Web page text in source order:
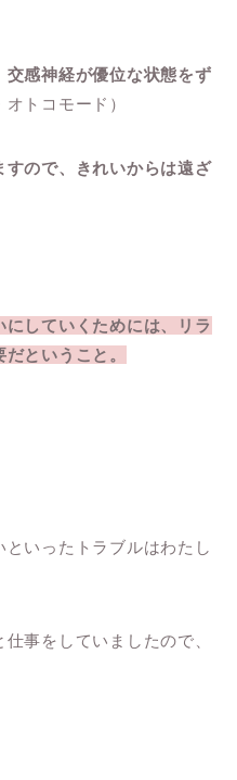
感神経が優位な状態をず
オトコモード）
ので、きれいからは遠ざ
していくためには、リラ
ということ。
いったトラブルはわたし
事をしていましたので、